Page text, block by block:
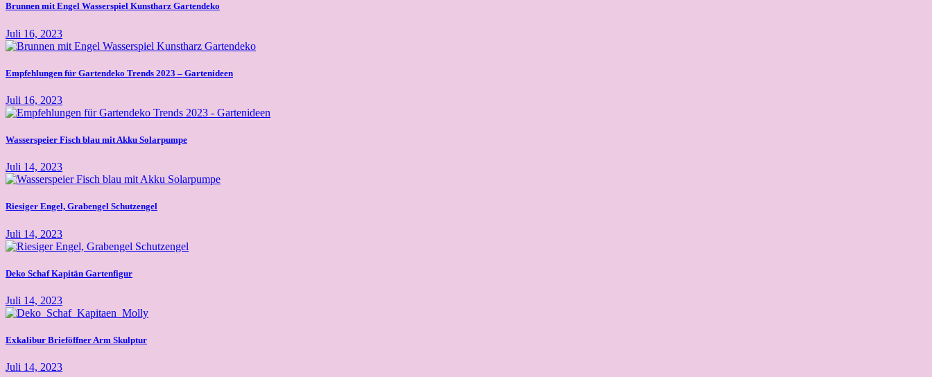
Brunnen mit Engel Wasserspiel Kunstharz Gartendeko
Juli 16, 2023
Empfehlungen für Gartendeko Trends 2023 – Gartenideen
Juli 16, 2023
Wasserspeier Fisch blau mit Akku Solarpumpe
Juli 14, 2023
Riesiger Engel, Grabengel Schutzengel
Juli 14, 2023
Deko Schaf Kapitän Gartenfigur
Juli 14, 2023
Exkalibur Brieföffner Arm Skulptur
Juli 14, 2023